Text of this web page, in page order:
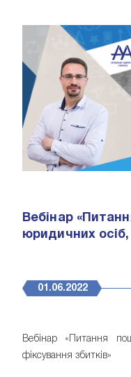
Вебінар
юридичних
01.06.2022
Вебінар «Питання
фіксування збитків»